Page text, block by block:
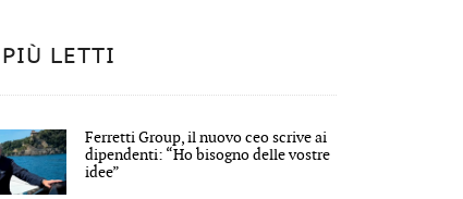
LETTI
Ferretti Group, il nuovo ceo scrive ai
dipendenti: “Ho bisogno delle vostre
idee”